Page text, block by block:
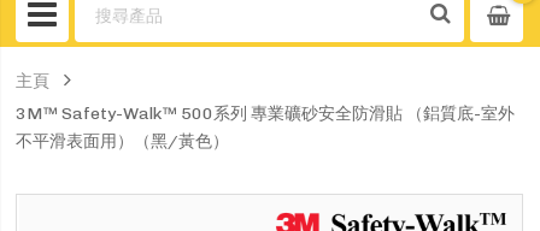
主頁
3M™ Safety-Walk™ 500系列 專業礦砂安全防滑貼 （鋁質底-室外
不平滑表面用）（黑/黃色）